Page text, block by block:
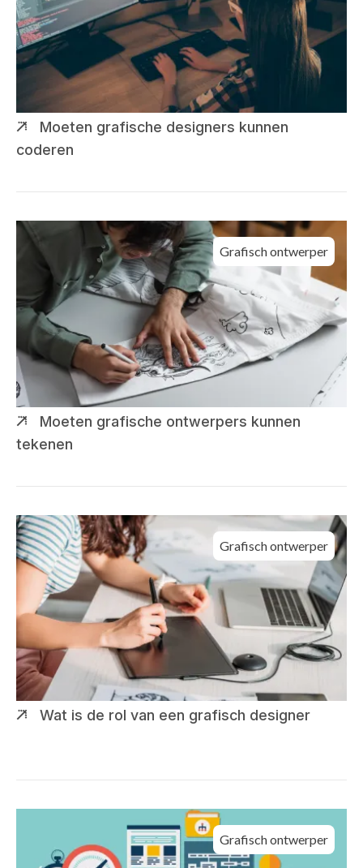
coderen
tekenen
Grafisch ontwerper
Wat is de rol van een grafisch designer
Grafisch ontwerper
Grafisch ontwerper